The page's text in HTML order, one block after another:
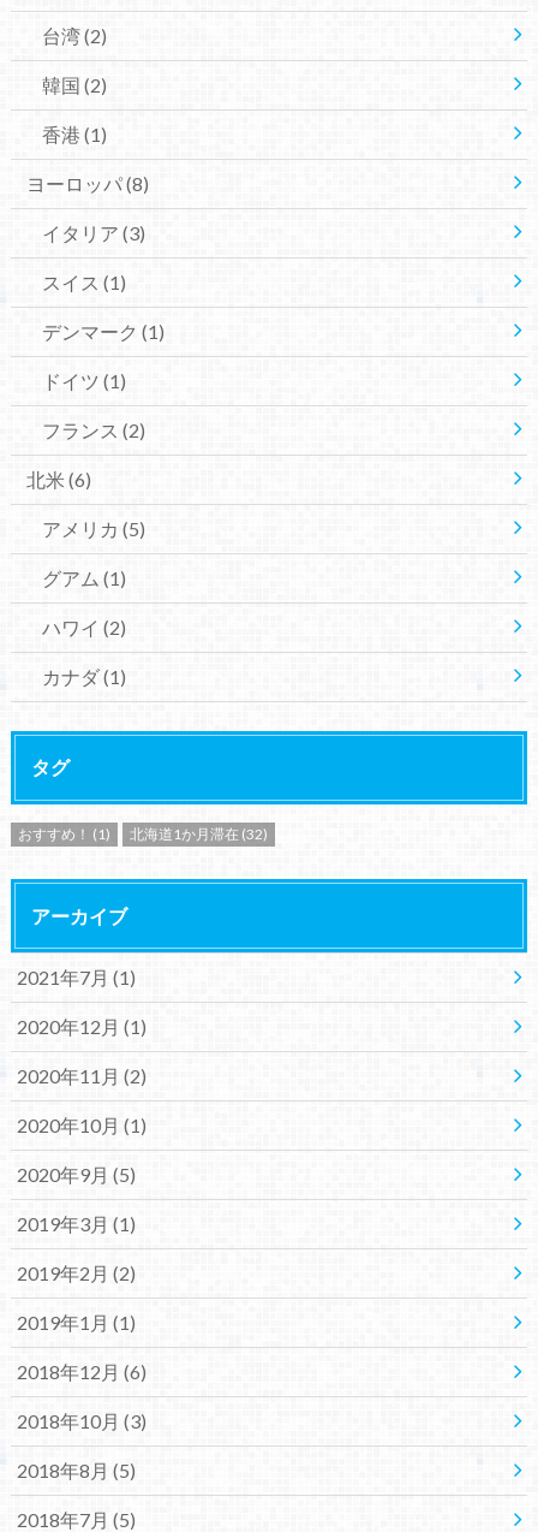
台湾(2)
韓国 (2)
香港 (1)
ヨーロッパ(8)
イタリア (3)
スイス (1)
デンマーク (1)
ドイツ (1)
フランス (2)
北米 (6)
アメリカ (5)
グアム (1)
ハワイ (2)
カナダ(1)
タグ
おすすめ！ (1) 北海道1か月滞在 (32)
アーカイブ
2021年7月 (1)
2020年12月 (1)
2020年11月 (2)
2020年10月 (1)
2020年9月 (5)
2019年3月 (1)
2019年2月 (2)
2019年1月 (1)
2018年12月 (6)
2018年10月 (3)
2018年8月 (5)
2018年7月 (5)